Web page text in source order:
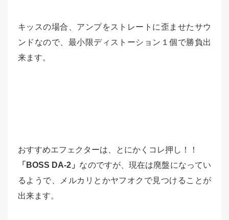
キッスの場合、アンプをストレートに歪ませたサウ
ンドなので、最小限ディストーション１個で勝負出
来ます。
おすすめエフェクターは、とにかくコレ押し！！
「BOSS DA-2」 なのですが、現在は廃盤になってい
るようで、メルカリとかヤフオクで見つけることが
出来ます。